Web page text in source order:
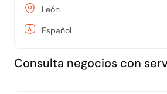
León
Español
Consulta negocios con